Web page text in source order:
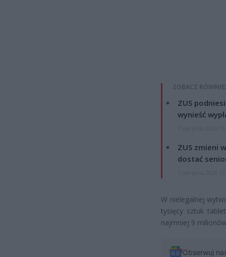
ZOBACZ
ZUS
wynieść
ZUS zmieni
dostać
W nielegalnej
tysięcy sztuk
najmniej 9
Obserwuj